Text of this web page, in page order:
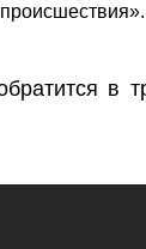
в